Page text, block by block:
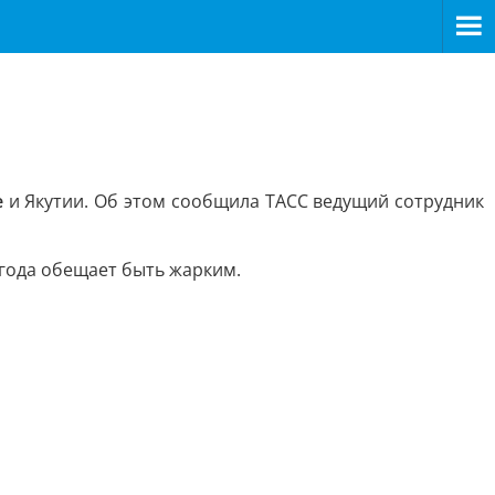
и Якутии. Об этом сообщила ТАСС ведущий сотрудник
обещает быть жарким.